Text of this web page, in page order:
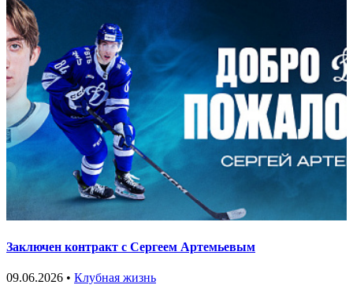
Заключен контракт с Сергеем Артемьевым
09.06.2026 • Клубная жизнь